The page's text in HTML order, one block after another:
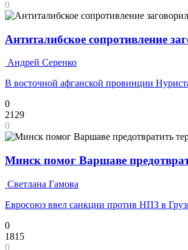
0
Антиталибское сопротивление
Андрей Серенко
В восточной афганской провинции
0
2129
0
Минск помог Варшаве
Светлана Гамова
Евросоюз ввел санкции против НПЗ в
0
1815
0